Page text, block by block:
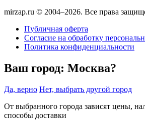
mirzap.ru © 2004–2026. Все права
Публичная оферта
Согласие на обработку
Политика конфиденциальности
Ваш город: Москва?
Да, верно Нет, выбрать другой город
От выбранного города зависят цены,
способы доставки